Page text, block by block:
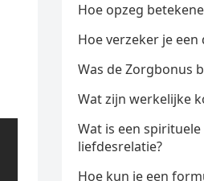
Hoe opzeg
Hoe verzeker je een
Was de Zorgbonus
Wat zijn werkelijke
Wat is een spirituele
liefdesrelatie?
Hoe kun je een